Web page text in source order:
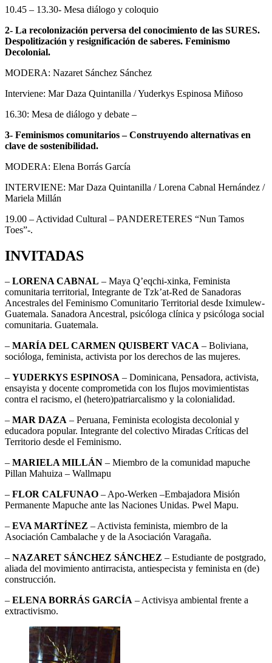
10.45 – 13.30- Mesa diálogo y coloquio
2- La recolonización perversa del conocimiento de las SURES.
Despolitización y resignificación de saberes. Feminismo
Decolonial.
MODERA: Nazaret Sánchez Sánchez
Interviene: Mar Daza Quintanilla / Yuderkys Espinosa Miñoso
16.30: Mesa de diálogo y debate –
3- Feminismos comunitarios – Construyendo alternativas en
clave de sostenibilidad.
MODERA: Elena Borrás García
INTERVIENE: Mar Daza Quintanilla / Lorena Cabnal Hernández /
Mariela Millán
19.00 – Actividad Cultural – PANDERETERES “Nun Tamos
Toes”-.
INVITADAS
– LORENA CABNAL – Maya Q’eqchi-xinka, Feminista
comunitaria territorial, Integrante de Tzk’at-Red de Sanadoras
Ancestrales del Feminismo Comunitario Territorial desde Iximulew-
Guatemala. Sanadora Ancestral, psicóloga clínica y psicóloga social
comunitaria. Guatemala.
– MARÍA DEL CARMEN QUISBERT VACA – Boliviana,
socióloga, feminista, activista por los derechos de las mujeres.
– YUDERKYS ESPINOSA – Dominicana, Pensadora, activista,
ensayista y docente comprometida con los flujos movimientistas
contra el racismo, el (hetero)patriarcalismo y la colonialidad.
– MAR DAZA – Peruana, Feminista ecologista decolonial y
educadora popular. Integrante del colectivo Miradas Críticas del
Territorio desde el Feminismo.
– MARIELA MILLÁN – Miembro de la comunidad mapuche
Pillan Mahuiza – Wallmapu
– FLOR CALFUNAO – Apo-Werken –Embajadora Misión
Permanente Mapuche ante las Naciones Unidas. Pwel Mapu.
– EVA MARTÍNEZ – Activista feminista, miembro de la
Asociación Cambalache y de la Asociación Varagaña.
– NAZARET SÁNCHEZ SÁNCHEZ – Estudiante de postgrado,
aliada del movimiento antirracista, antiespecista y feminista en (de)
construcción.
– ELENA BORRÁS GARCÍA – Activisya ambiental frente a
extractivismo.